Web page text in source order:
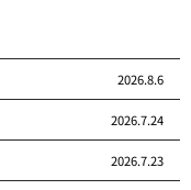
2026.8.6
2026.7.24
2026.7.23